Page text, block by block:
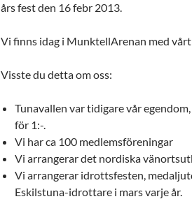
års fest den 16 febr 2013.
Vi finns idag i MunktellArenan med
Visste du detta om oss:
Tunavallen var tidigare vår
för 1:-.
Vi har ca 100 medlemsföreningar
Vi arrangerar det nordiska
Vi arrangerar idrottsfesten,
Eskilstuna-idrottare i mars varje år.